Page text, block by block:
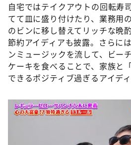
自宅ではテイクアウトの回転寿
てて皿に盛り付けたり、業務用
のビンに移し替えてリッチな晩
節約アイディアも披露。さらに
ンミュージックを流して、ビー
ケーキを食べることで、家族と
できるポジティブ過ぎるアイディ